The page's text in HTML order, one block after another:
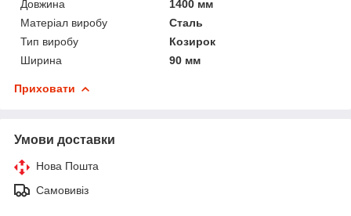
Довжина
1400 мм
Матеріал виробу
Сталь
Тип виробу
Козирок
Ширина
90 мм
Приховати
Умови доставки
Нова Пошта
Самовивіз